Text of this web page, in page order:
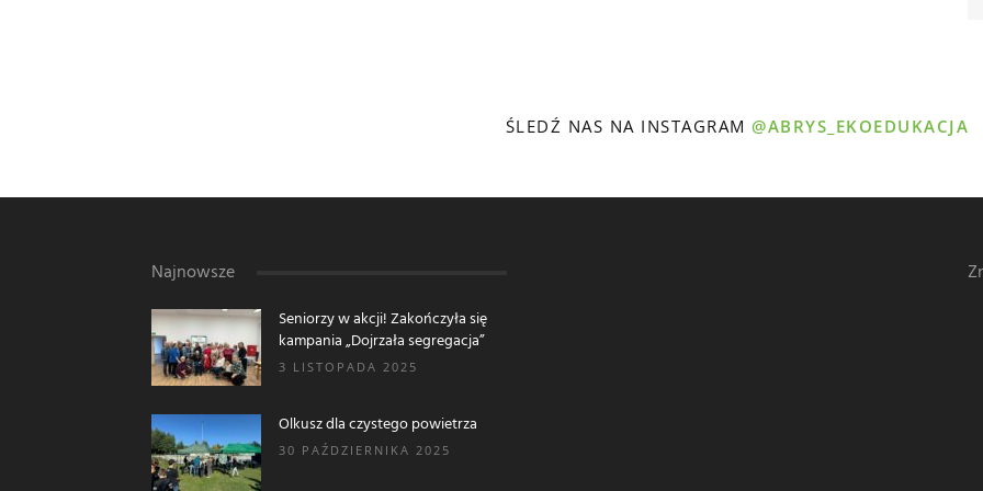
ŚLEDŹ NAS NA INSTAGRAM@ABRYS_EKOEDUKACJA
Najnowsze
Seniorzy w akcji! Zakończyła się
kampania „Dojrzała segregacja”
3 LISTOPADA 2025
Olkusz dla czystego powietrza
30 PAŹDZIERNIKA 2025